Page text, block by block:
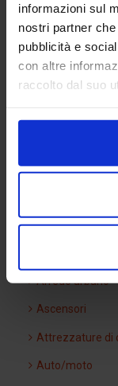
informazioni sul
nostri partner
pubblicità e
con altre
raccolto dal suo
Magnolia
Categorie
Arredi interni
Arredo urbano
Ascensori
Attrezzature di
Auto/moto